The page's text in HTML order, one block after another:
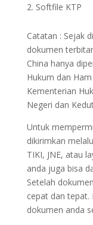
Softfile KTP
Catatan : Sejak
dokumen
China hanya
Hukum dan
Kementerian
Negeri dan
Untuk
dikirimkan
TIKI, JNE, atau
anda juga bisa
Setelah
cepat dan tepat.
dokumen anda